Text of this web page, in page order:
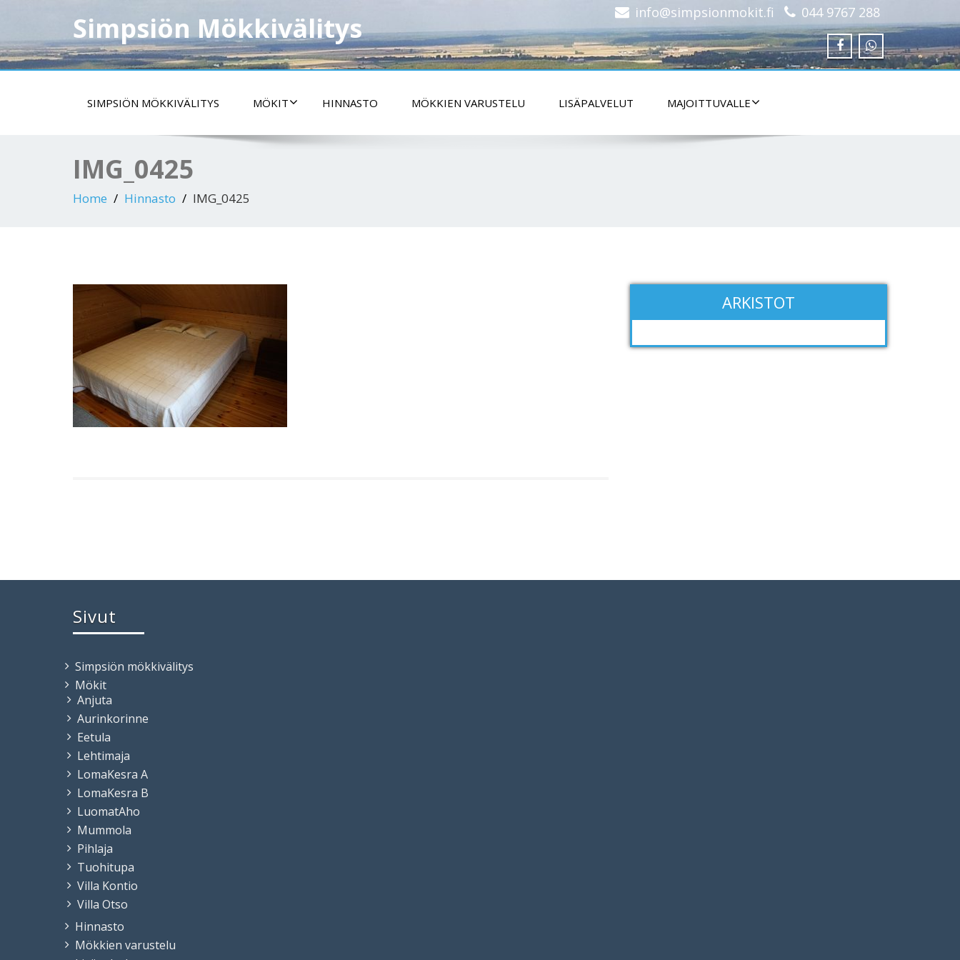
Simpsiön Mökkivälitys info@simpsionmokit.fi 044 9767 288
SIMPSIÖN MÖKKIVÄLITYS MÖKIT HINNASTO MÖKKIEN VARUSTELU LISÄPALVELUT MAJOITTUVALLE
IMG_0425
Home Hinnasto IMG_0425
ARKISTOT
Sivut
Simpsiön mökkivälitys
Mökit
Anjuta
Aurinkorinne
Eetula
Lehtimaja
LomaKesra A
LomaKesra B
LuomatAho
Mummola
Pihlaja
Tuohitupa
Villa Kontio
Villa Otso
Hinnasto
Mökkien varustelu